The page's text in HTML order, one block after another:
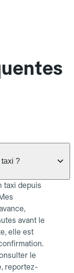
?
taxi depuis
avant le
elle est
le
reportez-